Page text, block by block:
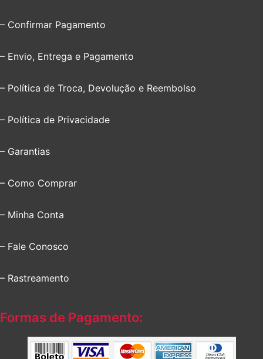
– Confirmar Pagamento
– Envio, Entrega e Pagamento
– Política de Troca, Devolução e Reembolso
– Política de Privacidade
– Garantias
– Como Comprar
– Minha Conta
– Fale Conosco
– Rastreamento
Formas de Pagamento: